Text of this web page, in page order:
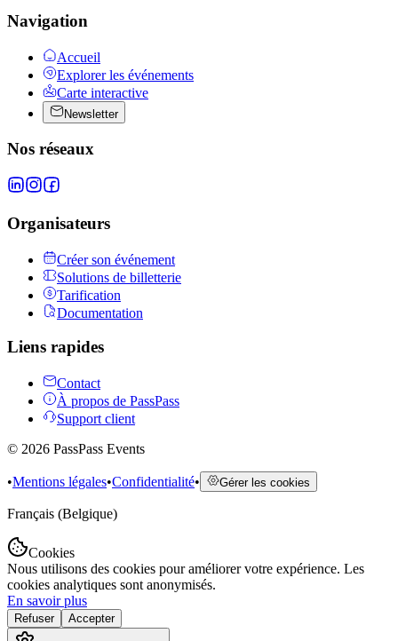
Navigation
Accueil
Explorer les événements
Carte interactive
Newsletter
Nos réseaux
Organisateurs
Créer son événement
Solutions de billetterie
Tarification
Documentation
Liens rapides
Contact
À propos de PassPass
Support client
© 2026 PassPass Events
•Mentions légales•Confidentialité• Gérer les cookies
Français (Belgique)
Cookies
Nous utilisons des cookies pour améliorer votre expérience. Les
cookies analytiques sont anonymisés.
En savoir plus
Refuser Accepter